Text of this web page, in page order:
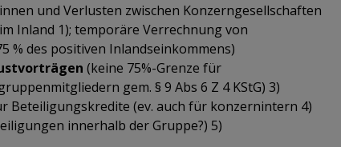
und Verlusten zwischen Konzerngesellschaften
im Inland 1); temporäre Verrechnung von
% des positiven Inlandseinkommens)
(keine 75%-Grenze für
gem. § 9 Abs 6 Z 4 KStG) 3)
Beteiligungskredite (ev. auch für konzernintern 4)
innerhalb der Gruppe?) 5)